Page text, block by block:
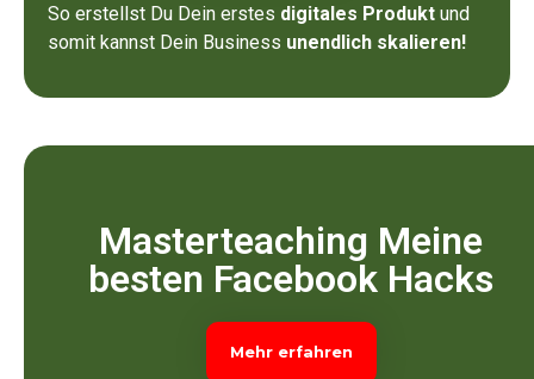
So erstellst Du Dein erstes digitales Produkt und
somit kannst Dein Business unendlich skalieren!
Masterteaching Meine
besten Facebook Hacks
Mehr erfahren